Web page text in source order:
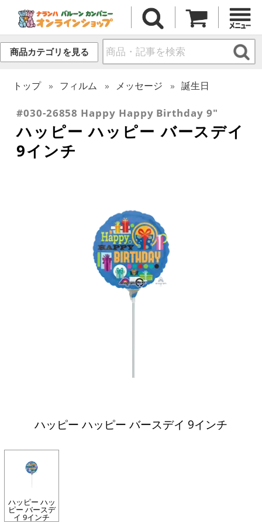
商品カテゴリを見る
トップ フィルム メッセージ 誕生日
#030-26858 Happy Happy Birthday 9"
ハッピー ハッピー バースデイ
9インチ
ハッピー ハッピー バースデイ 9インチ
ハッピー ハッ
ピー バースデ
イ 9インチ